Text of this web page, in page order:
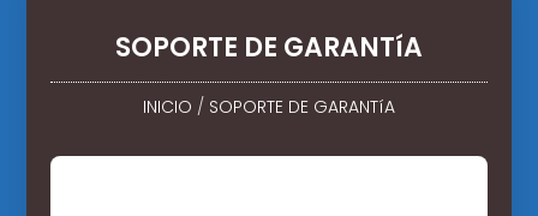
SOPORTE DE GARANTíA
INICIO / SOPORTE DE GARANTíA